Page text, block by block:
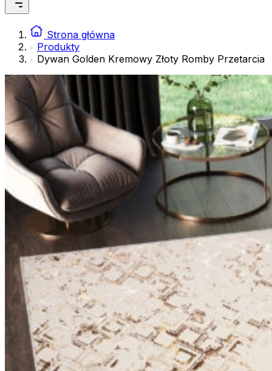
Strona główna
Produkty
Dywan Golden Kremowy Złoty Romby Przetarcia
istotne i interesujące dla poszczególnych użytkowników
Nieklasyfikowane
Nieklasyfikowane pliki cookie, to pliki, które są w